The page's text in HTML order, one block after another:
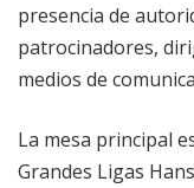
presencia de
patrocinadores,
medios de
La mesa principal
Grandes Ligas